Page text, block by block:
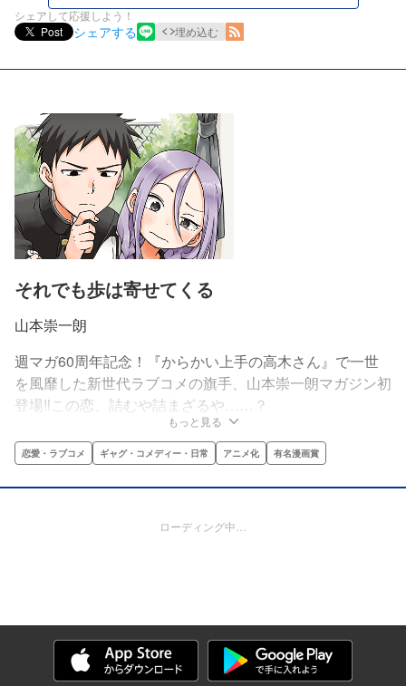
シェアして応援しよう！
Post
シェアする 埋め込む
それでも歩は寄せてくる
山本崇一朗
週マガ60周年記念！『からかい上手の高木さん』で一世
を風靡した新世代ラブコメの旗手、山本崇一朗マガジン初
登場‼この恋、詰むや詰まざるや……？
もっと見る
恋愛・ラブコメ ギャグ・コメディー・日常 アニメ化 有名漫画賞
ローディング中…